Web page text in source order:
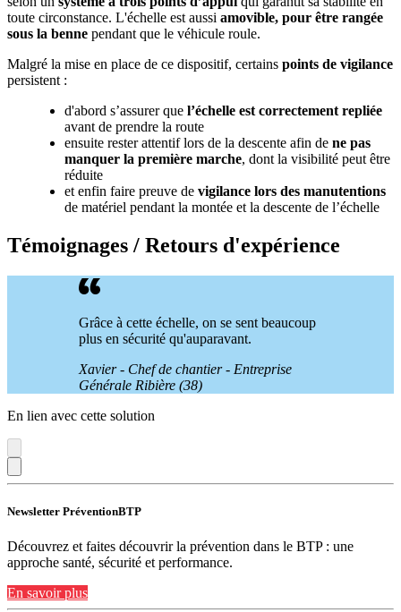
toute circonstance. L'échelle est aussi amovible, pour être rangée
sous la benne pendant que le véhicule roule.
Malgré la mise en place de ce dispositif, certains points de vigilance
persistent :
d'abord s’assurer que l’échelle est correctement repliée
avant de prendre la route
ensuite rester attentif lors de la descente afin de ne pas
manquer la première marche, dont la visibilité peut être
réduite
et enfin faire preuve de vigilance lors des manutentions
de matériel pendant la montée et la descente de l’échelle
Témoignages / Retours d'expérience
Grâce à cette échelle, on se sent beaucoup
plus en sécurité qu'auparavant.
Xavier - Chef de chantier - Entreprise
Générale Ribière (38)
En lien avec cette solution
Newsletter PréventionBTP
Découvrez et faites découvrir la prévention dans le BTP : une
approche santé, sécurité et performance.
En savoir plus